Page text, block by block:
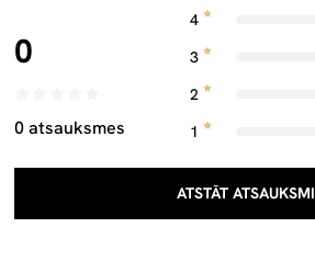
0
0 atsauksmes
4
3
2
1
ATSTĀT ATSAUKSMI